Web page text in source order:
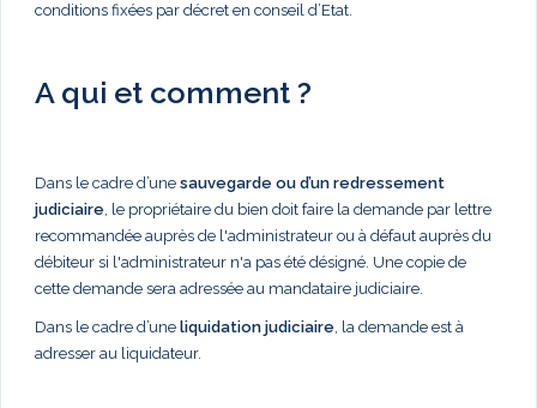
conditions fixées par décret en conseil d’Etat.
A qui et comment ?
Dans le cadre d’une sauvegarde ou d’un redressement
judiciaire , le propriétaire du bien doit faire la demande par lettre
recommandée auprès de l'administrateur ou à défaut auprès du
débiteur si l'administrateur n'a pas été désigné. Une copie de
cette demande sera adressée au mandataire judiciaire.
Dans le cadre d’une liquidation judiciaire , la demande est à
adresser au liquidateur.